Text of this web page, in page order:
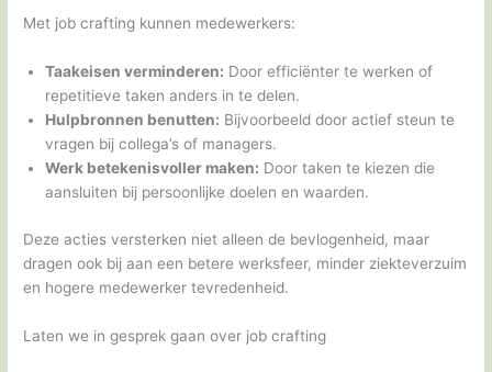
Met job crafting kunnen medewerkers:
Taakeisen verminderen: Door efficiënter te werken of
repetitieve taken anders in te delen.
Hulpbronnen benutten: Bijvoorbeeld door actief steun te
vragen bij collega’s of managers.
Werk betekenisvoller maken: Door taken te kiezen die
aansluiten bij persoonlijke doelen en waarden.
Deze acties versterken niet alleen de bevlogenheid, maar
dragen ook bij aan een betere werksfeer, minder ziekteverzuim
en hogere medewerker tevredenheid.
Laten we in gesprek gaan over job crafting